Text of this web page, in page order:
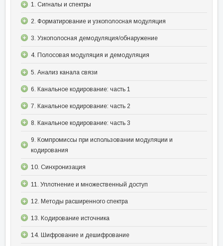
1. Сигналы и спектры
2. Форматирование и узкополосная модуляция
3. Узкополосная демодуляция/обнаружение
4. Полосовая модуляция и демодуляция
5. Анализ канала связи
6. Канальное кодирование: часть 1
7. Канальное кодирование: часть 2
8. Канальное кодирование: часть 3
9. Компромиссы при использовании модуляции и
кодирования
10. Синхронизация
11. Уплотнение и множественный доступ
12. Методы расширенного спектра
13. Кодирование источника
14. Шифрование и дешифрование